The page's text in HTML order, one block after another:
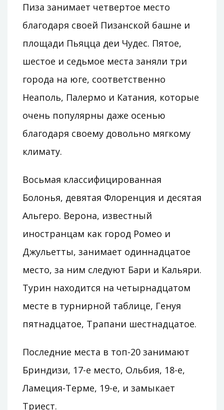
Пиза занимает четвертое место
благодаря своей Пизанской башне и
площади Пьяцца деи Чудес. Пятое,
шестое и седьмое места заняли три
города на юге, соответственно
Неаполь, Палермо и Катания, которые
очень популярны даже осенью
благодаря своему довольно мягкому
климату.
Восьмая классифицированная
Болонья, девятая Флоренция и десятая
Альгеро. Верона, известный
иностранцам как город Ромео и
Джульетты, занимает одиннадцатое
место, за ним следуют Бари и Кальяри.
Турин находится на четырнадцатом
месте в турнирной таблице, Генуя
пятнадцатое, Трапани шестнадцатое.
Последние места в топ-20 занимают
Бриндизи, 17-е место, Ольбия, 18-е,
Ламеция-Терме, 19-е, и замыкает
Триест.